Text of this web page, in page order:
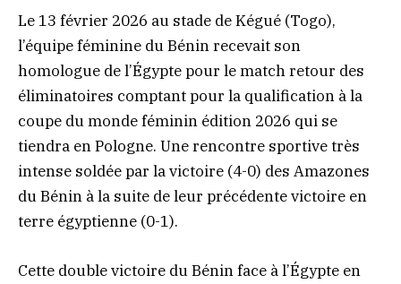
Le 13 février 2026 au stade de Kégué (Togo),
l’équipe féminine du Bénin recevait son
homologue de l’Égypte pour le match retour des
éliminatoires comptant pour la qualification à la
coupe du monde féminin édition 2026 qui se
tiendra en Pologne. Une rencontre sportive très
intense soldée par la victoire (4-0) des Amazones
du Bénin à la suite de leur précédente victoire en
terre égyptienne (0-1).
Cette double victoire du Bénin face à l’Égypte en